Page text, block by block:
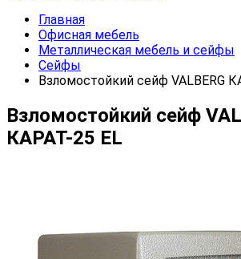
Главная
Офисная мебель
Металлическая мебель и сейфы
Сейфы
Взломостойкий сейф VALBERG
Взломостойкий сейф
КАРАТ-25 EL